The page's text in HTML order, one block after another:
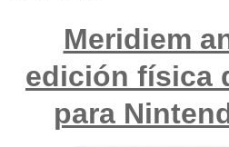
Meridiem
edición física
para